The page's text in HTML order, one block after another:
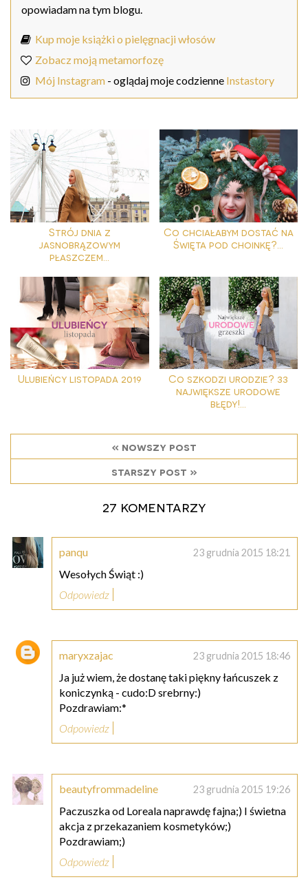
opowiadam na tym blogu.
Kup moje książki o pielęgnacji włosów
Zobacz moją metamorfozę
Mój Instagram - oglądaj moje codzienne Instastory
Strój dnia z
jasnobrązowym
płaszczem...
Co chciałabym dostać na
Święta pod choinkę?...
Ulubieńcy listopada 2019
Co szkodzi urodzie? 33
największe urodowe
błędy!...
« nowszy post
starszy post »
27 komentarzy
panqu 23 grudnia 2015 18:21
Wesołych Świąt :)
Odpowiedz
maryxzajac 23 grudnia 2015 18:46
Ja już wiem, że dostanę taki piękny łańcuszek z
koniczynką - cudo:D srebrny:)
Pozdrawiam:*
Odpowiedz
beautyfrommadeline 23 grudnia 2015 19:26
Paczuszka od Loreala naprawdę fajna;) I świetna
akcja z przekazaniem kosmetyków;)
Pozdrawiam;)
Odpowiedz